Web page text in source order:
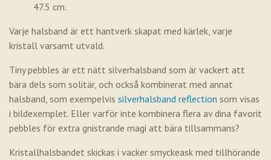
47.5 cm.
Varje halsband är ett hantverk skapat med kärlek, varje
kristall varsamt utvald.
Tiny pebbles är ett nätt silverhalsband som är vackert att
bära dels som solitär, och också kombinerat med annat
halsband, som exempelvis silverhalsband reflection som visas
i bildexemplet. Eller varför inte kombinera flera av dina favorit
pebbles för extra gnistrande magi att bära tillsammans?
Kristallhalsbandet skickas i vacker smyckeask med tillhörande